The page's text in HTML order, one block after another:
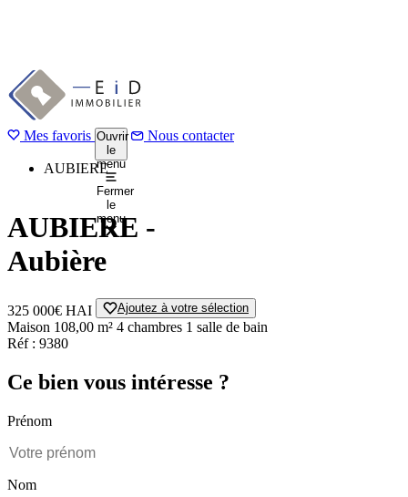
Aller
au
contenu
principal
Mes favoris Ouvrir
le
menu
Fermer
le
menu
Nous contacter
1 / 14
Précédent
Suivant
Accueil
AUBIERE
AUBIERE -
Aubière
325 000€ HAI Ajoutez à votre sélection
Maison 108,00 m² 4 chambres 1 salle de bain
Réf : 9380
Ce bien vous intéresse ?
Prénom
Nom